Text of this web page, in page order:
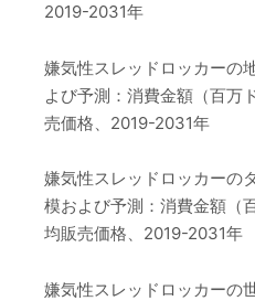
2019-2031年
嫌気性スレッドロッカーの
よび予測：消費金額（百万
売価格、2019-2031年
嫌気性スレッドロッカーの
模および予測：消費金額（
均販売価格、2019-2031年
嫌気性スレッドロッカーの